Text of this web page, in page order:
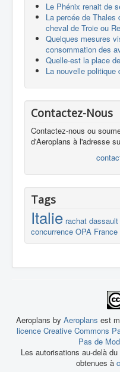
Le Phénix renait de
La percée de
cheval de Troie ou
Quelques mesures
consommation des
Quelle-est la place
La nouvelle politique
Contactez-Nous
Contactez-nous ou
d'Aeroplans à l'adresse
Tags
Italie rachat dassault
concurrence OPA France
Aeroplans by Aeroplans est
licence Creative Commons
Pas de
Les autorisations au-delà
obtenues à